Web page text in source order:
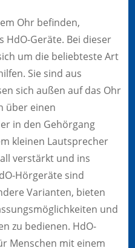
Ohr befinden,
HdO-Geräte. Bei dieser
um die beliebteste Art
Sie sind aus
sich außen auf das Ohr
über einen
in den Gehörgang
kleinen Lautsprecher
verstärkt und ins
Hörgeräte sind
Varianten, bieten
und
zu bedienen. HdO-
Menschen mit einem